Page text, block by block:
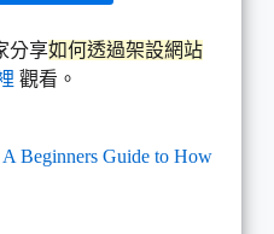
分享如何透過架設網站
觀看。
Beginners Guide to How